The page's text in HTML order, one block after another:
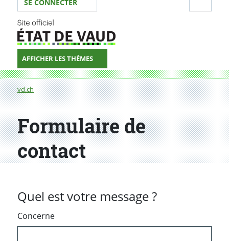
SE CONNECTER
AFFICHER LES THÈMES
Fil d'Ariane
vd.ch
Formulaire de contact
Formulaire de
contact
Quel est votre message ?
Concerne